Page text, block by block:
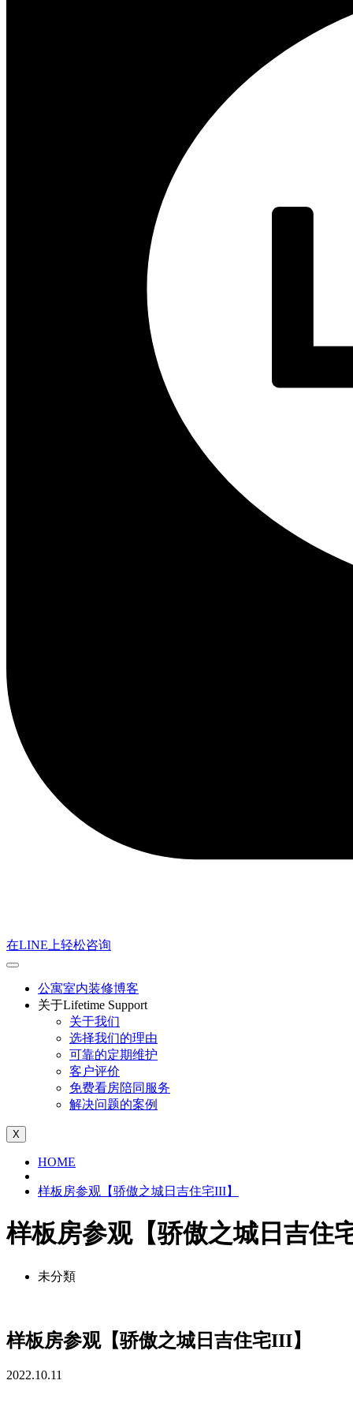
在LINE上轻松咨询
公寓室内装修博客
关于Lifetime Support
关于我们
选择我们的理由
可靠的定期维护
客户评价
免费看房陪同服务
解决问题的案例
X
HOME
样板房参观【骄傲之城日吉住宅III】
样板房参观【骄傲之城日吉住
未分類
样板房参观【骄傲之城日吉住宅III】
2022.10.11